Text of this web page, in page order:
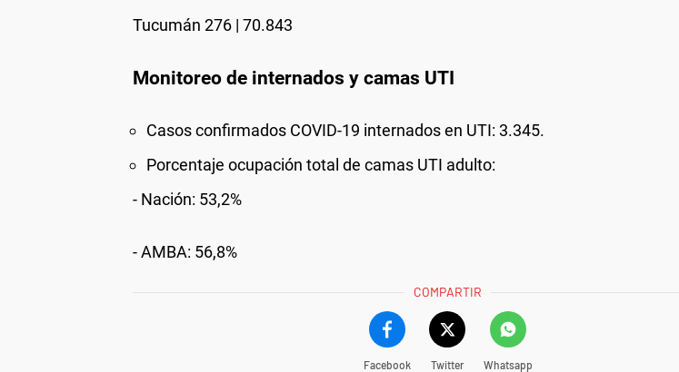
Tucumán 276 | 70.843
Monitoreo de internados y camas UTI
Casos confirmados COVID-19 internados en UTI: 3.345.
Porcentaje ocupación total de camas UTI adulto:
- Nación: 53,2%
-AMBA: 56,8%
COMPARTIR
Facebook Twitter Whatsapp